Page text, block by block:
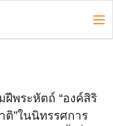
พระหัตถ์ “องค์สิริ
”ในนิทรรศการ​